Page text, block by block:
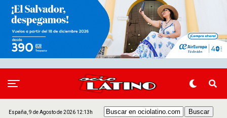
España, 9 de Agosto de 2026 12:13h